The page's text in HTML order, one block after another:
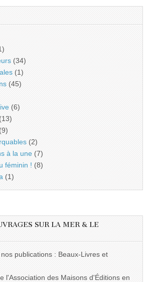
(34)
(1)
(45)
(6)
(13)
(2)
à la une (7)
féminin ! (8)
(1)
SUR LA MER & LE
publications : Beaux-Livres et
l'Association des Maisons d'Éditions en